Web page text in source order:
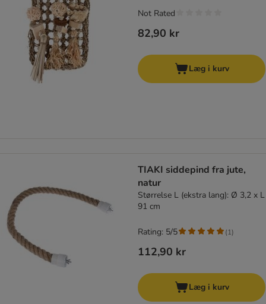
82,90 kr
Not Rated
Læg i kurv
TIAKI siddepind fra jute,
natur
Størrelse L (ekstra lang): Ø 3,2 x L
91 cm
112,90 kr
Rating: 5/5 (1)
Læg i kurv